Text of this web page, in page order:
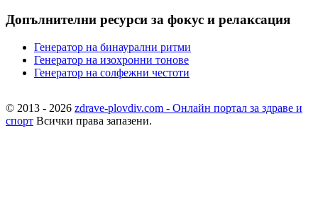
Допълнителни ресурси за фокус и релаксация
Генератор на бинаурални ритми
Генератор на изохронни тонове
Генератор на солфежни честоти
© 2013 - 2026 zdrave-plovdiv.com - Онлайн портал за здраве и
спорт Всички права запазени.